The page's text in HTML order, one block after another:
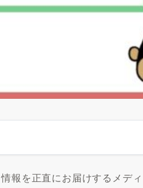
を正直にお届けするメディ